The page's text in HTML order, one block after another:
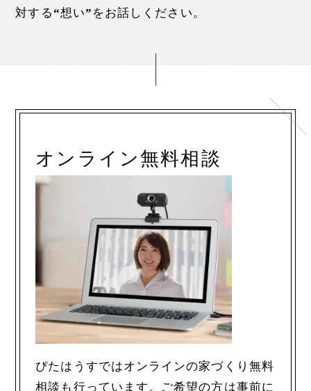
対する“想い”をお話しください。
オンライン無料相談
ぴたはうすではオンラインの家づくり無料
相談も行っています。ご希望の方は事前に